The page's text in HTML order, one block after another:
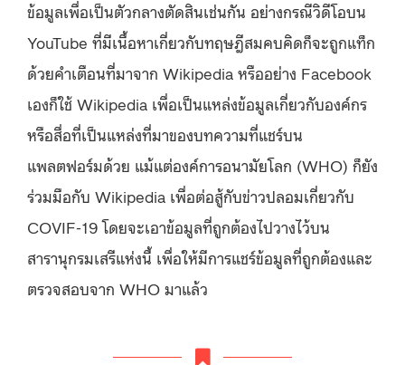
ข้อมูลเพื่อเป็นตัวกลางตัดสินเช่นกัน อย่างกรณีวิดีโอบน
YouTube ที่มีเนื้อหาเกี่ยวกับทฤษฎีสมคบคิดก็จะถูกแท็ก
ด้วยคำเตือนที่มาจาก Wikipedia หรืออย่าง Facebook
เองก็ใช้ Wikipedia เพื่อเป็นแหล่งข้อมูลเกี่ยวกับองค์กร
หรือสื่อที่เป็นแหล่งที่มาของบทความที่แชร์บน
แพลตฟอร์มด้วย แม้แต่องค์การอนามัยโลก (WHO) ก็ยัง
ร่วมมือกับ Wikipedia เพื่อต่อสู้กับข่าวปลอมเกี่ยวกับ
COVIF-19 โดยจะเอาข้อมูลที่ถูกต้องไปวางไว้บน
สารานุกรมเสรีแห่งนี้ เพื่อให้มีการแชร์ข้อมูลที่ถูกต้องและ
ตรวจสอบจาก WHO มาแล้ว